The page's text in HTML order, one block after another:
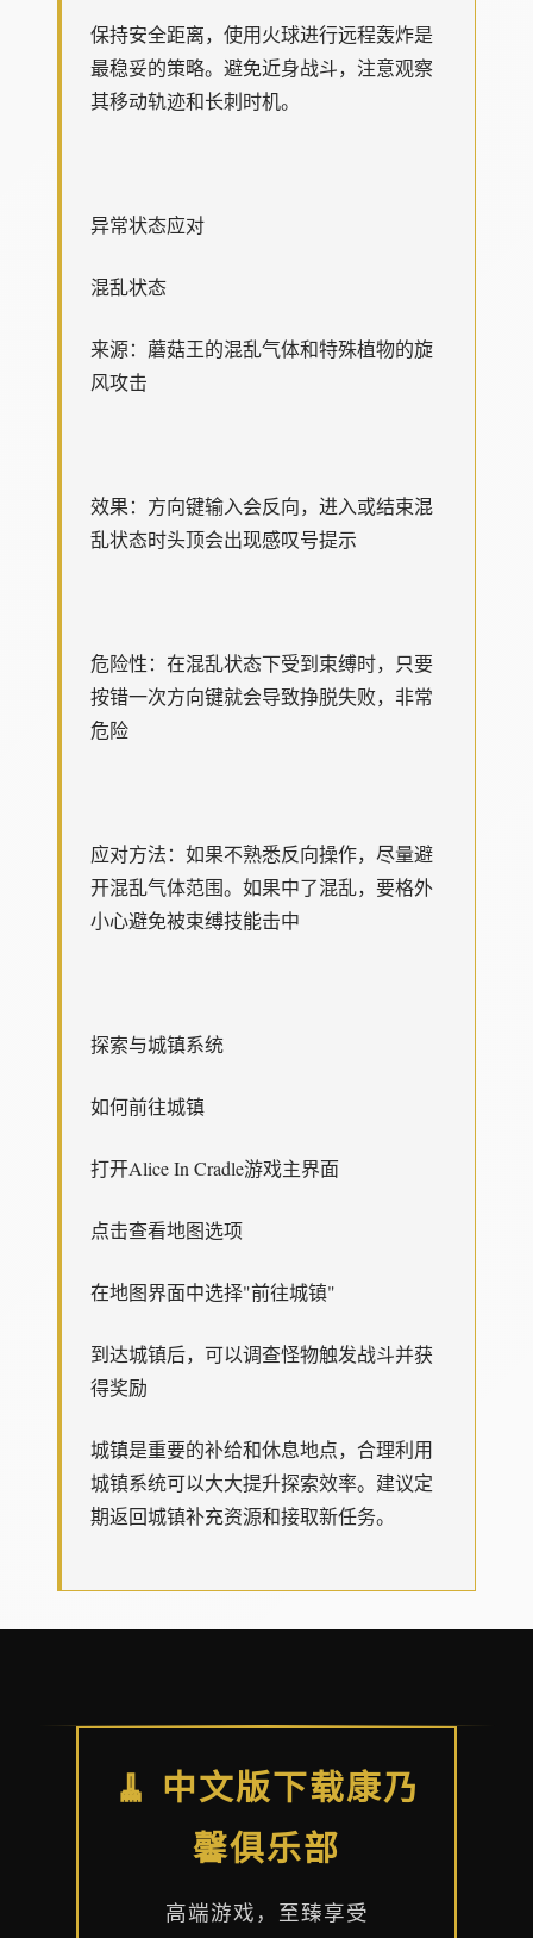
保持安全距离，使用火球进行远程轰炸是
最稳妥的策略。避免近身战斗，注意观察
其移动轨迹和长刺时机。
异常状态应对
混乱状态
来源：蘑菇王的混乱气体和特殊植物的旋
风攻击
效果：方向键输入会反向，进入或结束混
乱状态时头顶会出现感叹号提示
危险性：在混乱状态下受到束缚时，只要
按错一次方向键就会导致挣脱失败，非常
危险
应对方法：如果不熟悉反向操作，尽量避
开混乱气体范围。如果中了混乱，要格外
小心避免被束缚技能击中
探索与城镇系统
如何前往城镇
打开Alice In Cradle游戏主界面
点击查看地图选项
在地图界面中选择"前往城镇"
到达城镇后，可以调查怪物触发战斗并获
得奖励
城镇是重要的补给和休息地点，合理利用
城镇系统可以大大提升探索效率。建议定
期返回城镇补充资源和接取新任务。
🧹 中文版下载康乃
馨俱乐部
高端游戏，至臻享受